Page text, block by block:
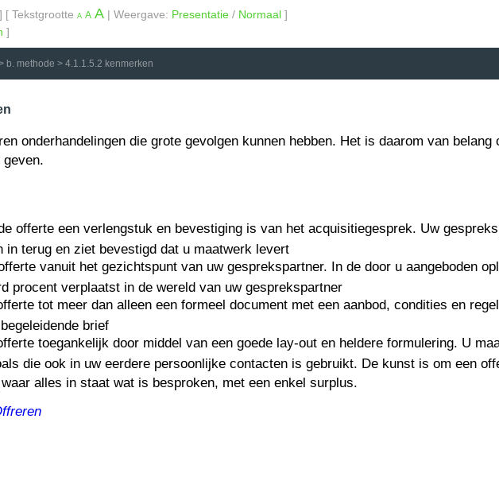
] [ Tekstgrootte A A A | Weergave: Presentatie / Normaal ]
]
b. methode > 4.1.1.5.2 kenmerken
onderhandelingen die grote gevolgen kunnen hebben. Het is daarom van belang
geven.
offerte een verlengstuk en bevestiging is van het acquisitiegesprek. Uw
in terug en ziet bevestigd dat u maatwerk levert
vanuit het gezichtspunt van uw gesprekspartner. In de door u aangeboden
procent verplaatst in de wereld van uw gesprekspartner
tot meer dan alleen een formeel document met een aanbod, condities en
brief
toegankelijk door middel van een goede lay-out en heldere formulering. U
die ook in uw eerdere persoonlijke contacten is gebruikt. De kunst is om een
alles in staat wat is besproken, met een enkel surplus.